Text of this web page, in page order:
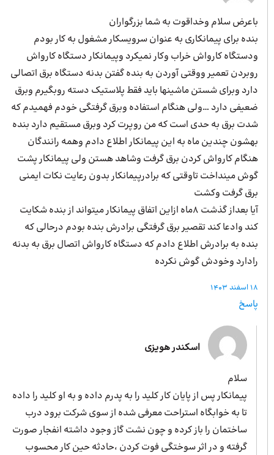
باعرض سلام وخداقوت به شما بزرگواران
بنده برای پیمانکاری به عنوان سرویسکار مشغول به کار بودم
ودستگاه کارواش خراب وکار نمیکرد وپیمانکار دستگاه کارواش
روبردن تعمیر ووقتی آوردن به بنده گفتن بدنه دستگاه برق اتصالی
دارد وبرای شستن ماشینها باید فقط پلاستیک دسته روبگیرم وبرق
ضعیفی دارد …ولی هنگام استفاده وبرق گرفتگی خودم فهمیدم که
شدت برق به حدی است که من روپرت کرد وبرق مستقیم دارد بنده
بهشون چندین ماه به این پیمانکار اطلاع دادم وهمه رانندگان
هنگام کارواش کردن برق گرفت وشاهد هستن ولی پیمانکار پشت
گوش مینداخت تاوقتی که برادرپیمانکار بدون رعایت نکات ایمنی
برق گرفت وکشت
آیا بعداز گذشت ۸ماه ازاین اتفاق پیمانکار میتواند از بنده شکایت
کند وادعا کند تقصیر برق گرفتگی برادرش بنده بودم درحالی که
بنده به برادرش اطلاع دادم که دستگاه کارواش اتصال برق به بدنه
رادارد وخودش گوش نکرده
18 اسفند 1403
پاسخ
اسکندر هویزی
سلام
پیمانکار پس از پایان کار کلید را به پدرم داده و به او کلید را داده
تا به خوابگاه استراحت معرفی شده از سوی شرکت برود درب
ساختمان را باز کرده و چون نشت گاز وجود داشته انفجار صورت
گرفته و در اثر سوختگی فوت کردن ،حادثه حین کار محسوب